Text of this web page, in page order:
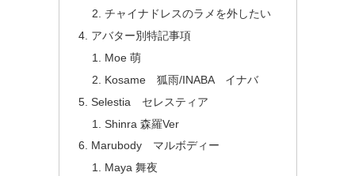
チャイナドレスのラメを外したい
アバター別特記事項
Moe 萌
Kosame 狐雨/INABA イナバ
Selestia セレスティア
Shinra 森羅Ver
Marubody マルボディー
Maya 舞夜